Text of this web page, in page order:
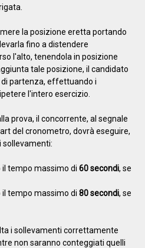
la posizione eretta portando
fino a distendere
l'alto, tenendola in posizione
tale posizione, il candidato
partenza, effettuando i
l'intero esercizio.
prova, il concorrente, al segnale
del cronometro, dovrà eseguire,
sollevamenti:
tempo massimo di 60 secondi, se
tempo massimo di 80 secondi, se
i sollevamenti correttamente
non saranno conteggiati quelli